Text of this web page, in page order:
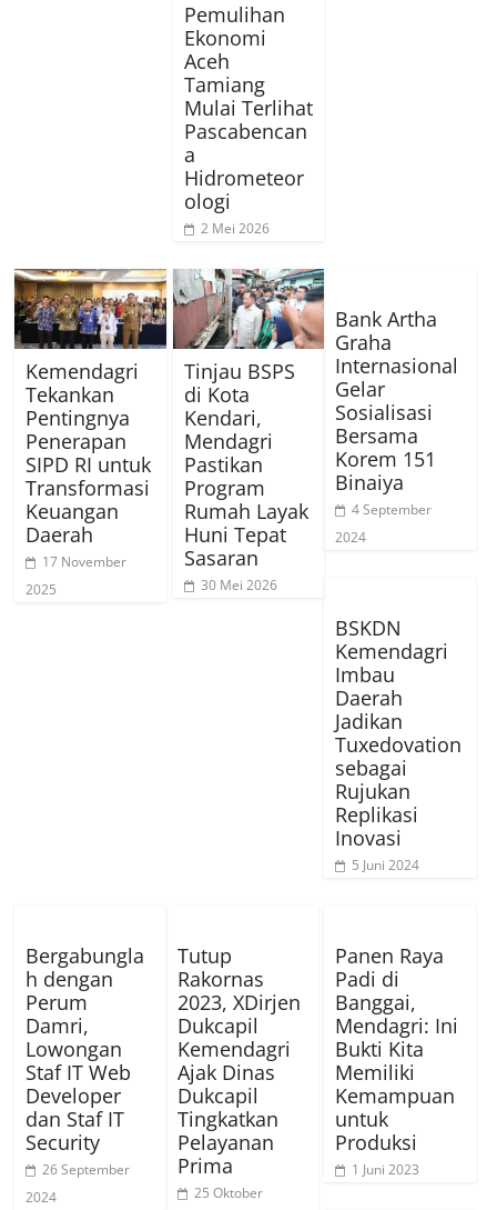
Pemulihan
Ekonomi
Aceh
Tamiang
Mulai Terlihat
Pascabencan
a
Hidrometeor
ologi
2 Mei 2026
Kemendagri
Tekankan
Pentingnya
Penerapan
SIPD RI untuk
Transformasi
Keuangan
Daerah
17 November
2025
Tinjau BSPS
di Kota
Kendari,
Mendagri
Pastikan
Program
Rumah Layak
Huni Tepat
Sasaran
30 Mei 2026
Bank Artha
Graha
Internasional
Gelar
Sosialisasi
Bersama
Korem 151
Binaiya
4 September
2024
BSKDN
Kemendagri
Imbau
Daerah
Jadikan
Tuxedovation
sebagai
Rujukan
Replikasi
Inovasi
5 Juni 2024
Bergabungla
h dengan
Perum
Damri,
Lowongan
Staf IT Web
Developer
dan Staf IT
Security
26 September
2024
Tutup
Rakornas
2023, XDirjen
Dukcapil
Kemendagri
Ajak Dinas
Dukcapil
Tingkatkan
Pelayanan
Prima
25 Oktober
Panen Raya
Padi di
Banggai,
Mendagri: Ini
Bukti Kita
Memiliki
Kemampuan
untuk
Produksi
1 Juni 2023